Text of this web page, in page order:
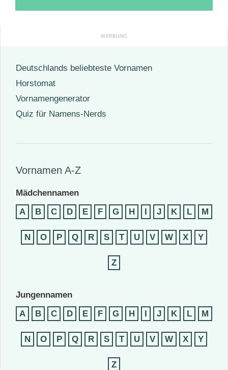
Deutschlands beliebteste Vornamen
Horstomat
Vornamengenerator
Quiz für Namens-Nerds
Vornamen A-Z
Mädchennamen
A
B C D E F G H I J K L M
N O P Q R S T U V W X Y
Z
Jungennamen
A
B C D E F G H I J K L M
N O P Q R S T U V W X Y
Z